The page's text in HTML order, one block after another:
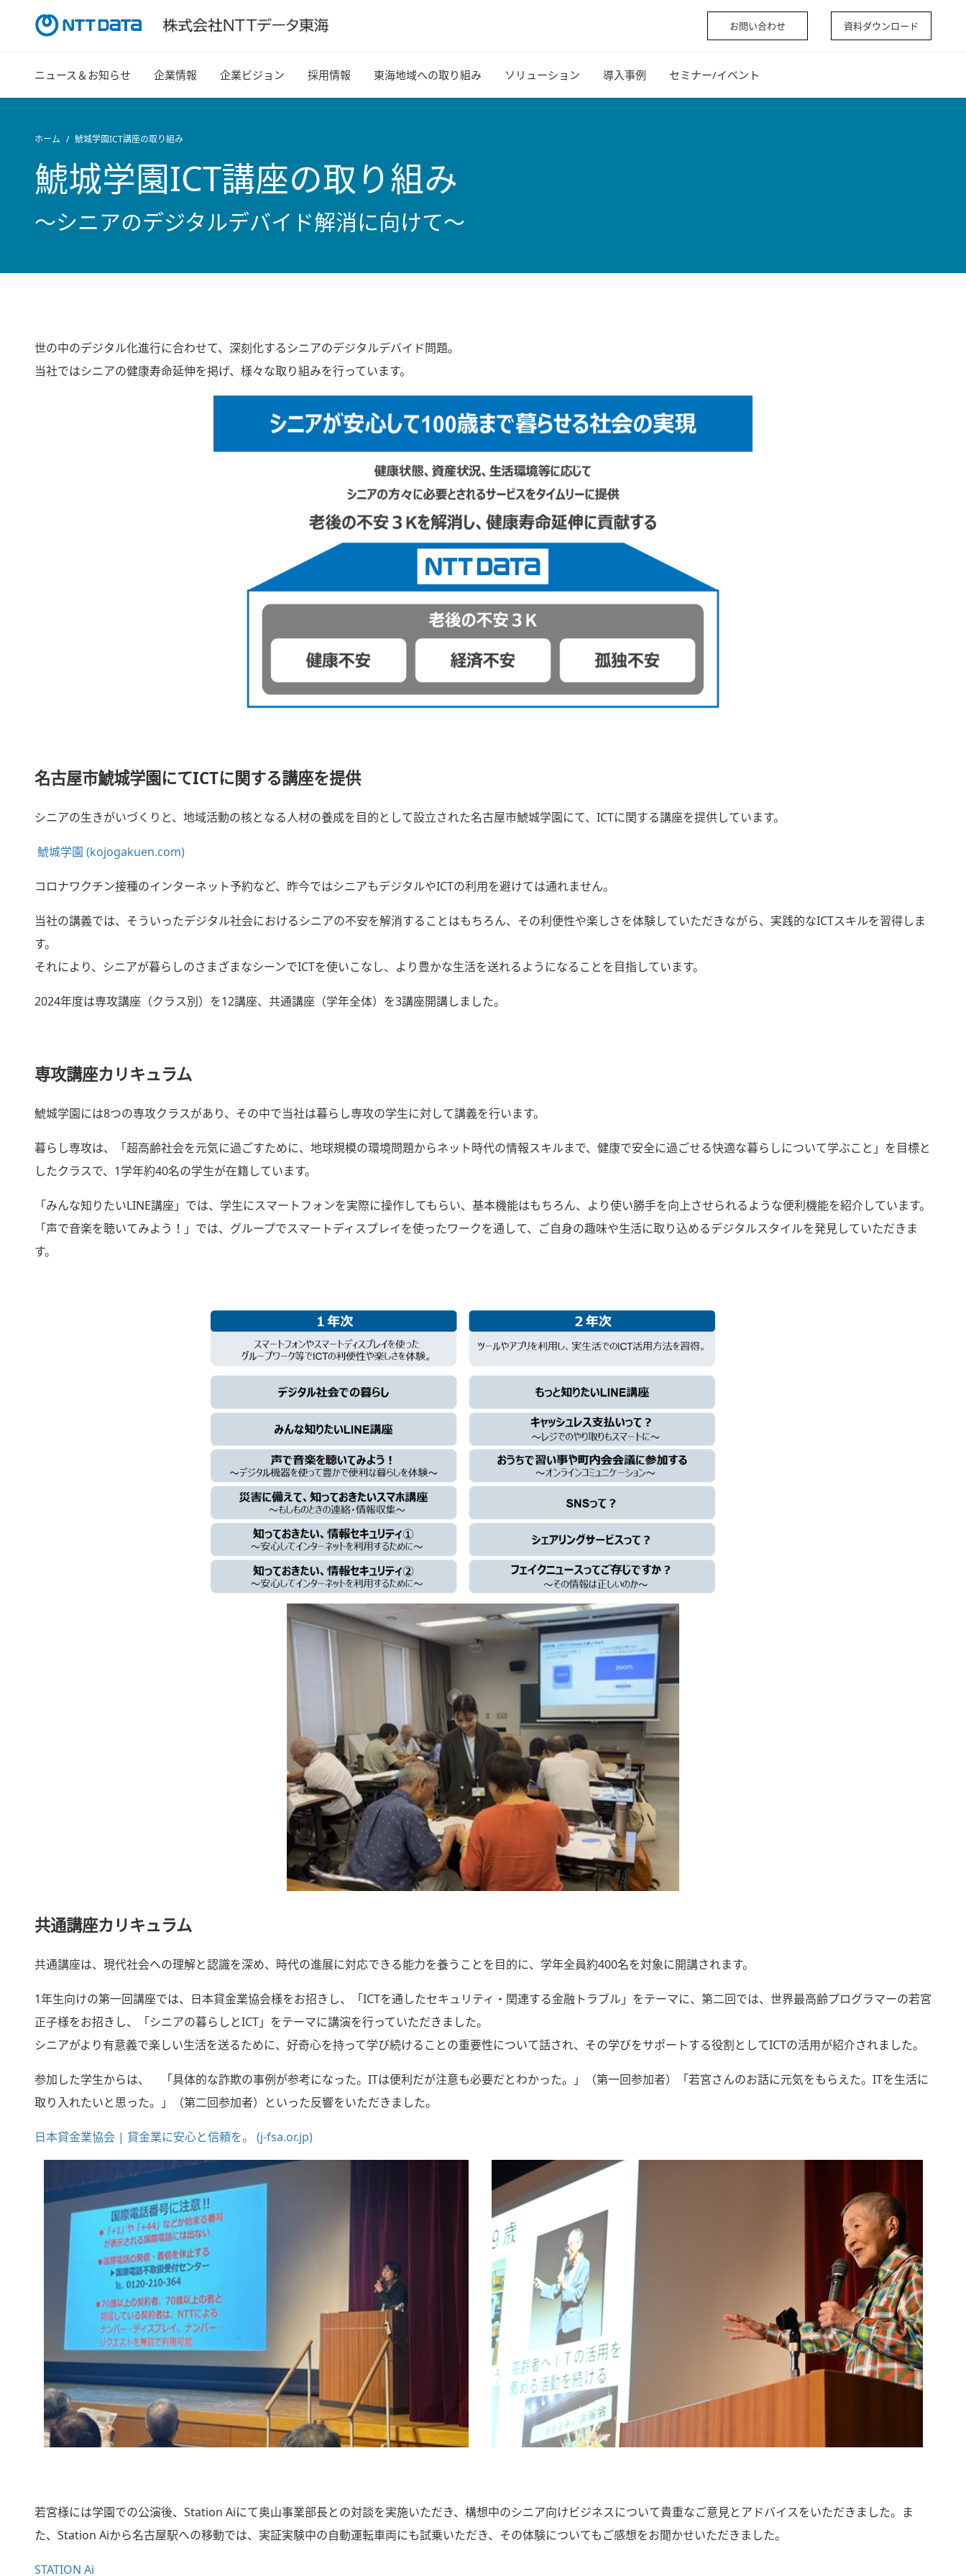
お問い合わせ 資料ダウンロード
ニュース＆お知らせ 企業情報 企業ビジョン 採用情報 東海地域への取り組み ソリューション 導入事例 セミナー/イベント
ホーム 鯱城学園ICT講座の取り組み
鯱城学園ICT講座の取り組み
～シニアのデジタルデバイド解消に向けて～
世の中のデジタル化進行に合わせて、深刻化するシニアのデジタルデバイド問題。
当社ではシニアの健康寿命延伸を掲げ、様々な取り組みを行っています。
名古屋市鯱城学園にてICTに関する講座を提供
シニアの生きがいづくりと、地域活動の核となる人材の養成を目的として設立された名古屋市鯱城学園にて、ICTに関する講座を提供しています。
鯱城学園 (kojogakuen.com)
コロナワクチン接種のインターネット予約など、昨今ではシニアもデジタルやICTの利用を避けては通れません。
当社の講義では、そういったデジタル社会におけるシニアの不安を解消することはもちろん、その利便性や楽しさを体験していただきながら、実践的なICTスキルを習得しま
す。
それにより、シニアが暮らしのさまざまなシーンでICTを使いこなし、より豊かな生活を送れるようになることを目指しています。
2024年度は専攻講座（クラス別）を12講座、共通講座（学年全体）を3講座開講しました。
専攻講座カリキュラム
鯱城学園には8つの専攻クラスがあり、その中で当社は暮らし専攻の学生に対して講義を行います。
暮らし専攻は、「超高齢社会を元気に過ごすために、地球規模の環境問題からネット時代の情報スキルまで、健康で安全に過ごせる快適な暮らしについて学ぶこと」を目標と
したクラスで、1学年約40名の学生が在籍しています。
「みんな知りたいLINE講座」では、学生にスマートフォンを実際に操作してもらい、基本機能はもちろん、より使い勝手を向上させられるような便利機能を紹介しています。
「声で音楽を聴いてみよう！」では、グループでスマートディスプレイを使ったワークを通して、ご自身の趣味や生活に取り込めるデジタルスタイルを発見していただきま
す。
共通講座カリキュラム
共通講座は、現代社会への理解と認識を深め、時代の進展に対応できる能力を養うことを目的に、学年全員約400名を対象に開講されます。
1年生向けの第一回講座では、日本貸金業協会様をお招きし、「ICTを通したセキュリティ・関連する金融トラブル」をテーマに、第二回では、世界最高齢プログラマーの若宮
正子様をお招きし、「シニアの暮らしとICT」をテーマに講演を行っていただきました。
シニアがより有意義で楽しい生活を送るために、好奇心を持って学び続けることの重要性について話され、その学びをサポートする役割としてICTの活用が紹介されました。
参加した学生からは、 「具体的な詐欺の事例が参考になった。ITは便利だが注意も必要だとわかった。」（第一回参加者）「若宮さんのお話に元気をもらえた。ITを生活に
取り入れたいと思った。」（第二回参加者）といった反響をいただきました。
日本貸金業協会 | 貸金業に安心と信頼を。 (j-fsa.or.jp)
若宮様には学園での公演後、Station Aiにて奥山事業部長との対談を実施いただき、構想中のシニア向けビジネスについて貴重なご意見とアドバイスをいただきました。ま
た、Station Aiから名古屋駅への移動では、実証実験中の自動運転車両にも試乗いただき、その体験についてもご感想をお聞かせいただきました。
STATION Ai